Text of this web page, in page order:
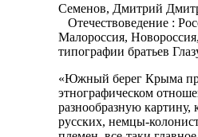
Семенов, Дмитрий
Отечествоведение :
Малороссия,
типографии братьев
«Южный берег Крыма
этнографическом
разнообразную картину,
русских, немцы-